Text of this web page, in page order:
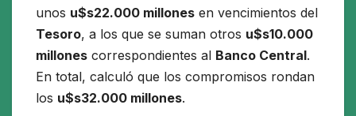
unos u$s22.000 millones en vencimientos del
Tesoro, a los que se suman otros u$s10.000
millones correspondientes al Banco Central.
En total, calculó que los compromisos rondan
los u$s32.000 millones.